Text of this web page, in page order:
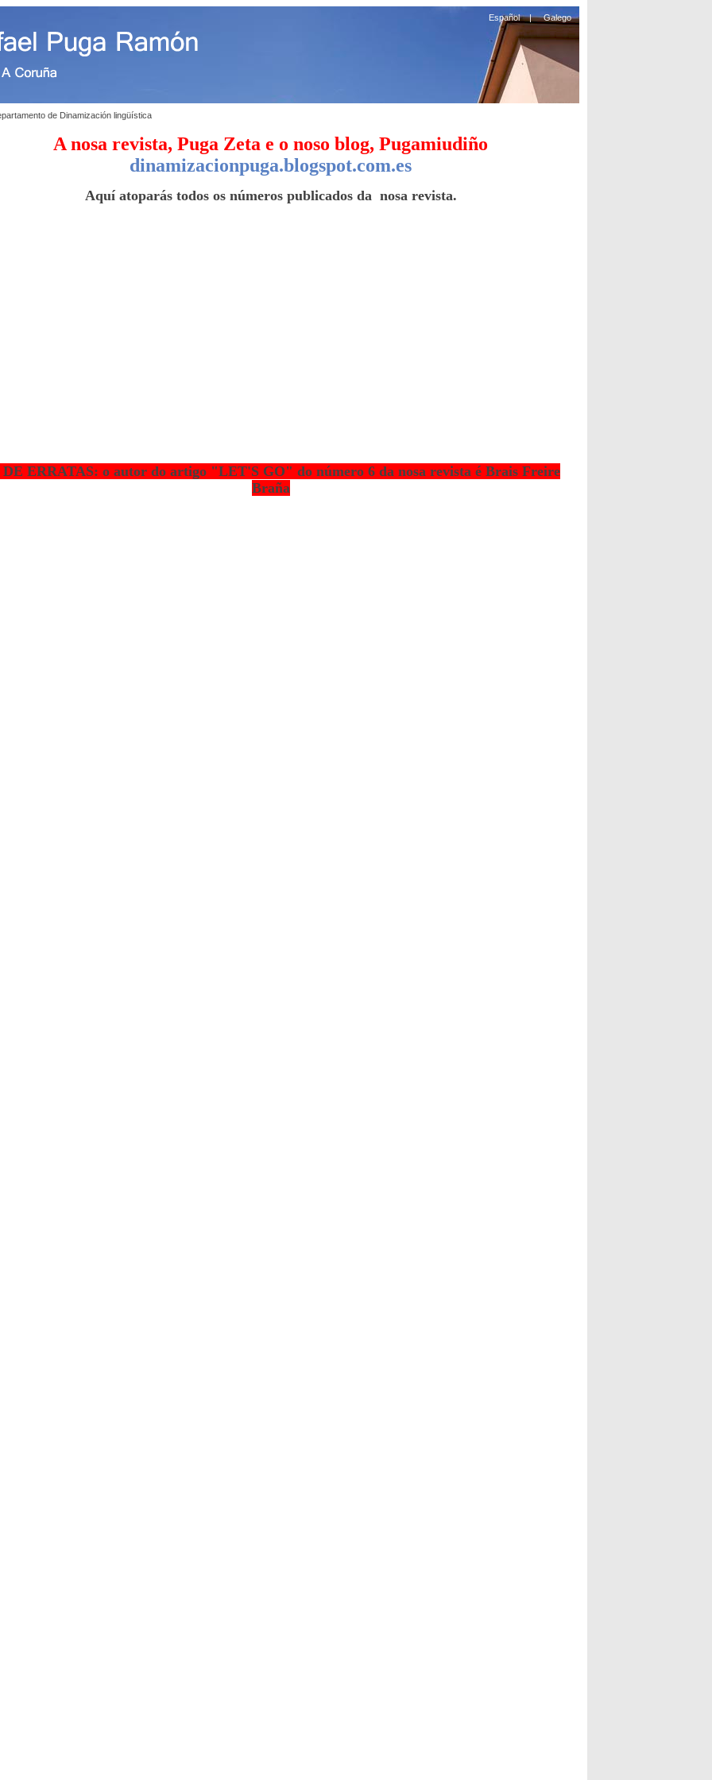
Español|Galego
de Dinamización lingüística
A nosa revista, Puga Zeta e o noso blog, Pugamiudiño
dinamizacionpuga.blogspot.com.es
Aquí atoparás todos os números publicados da nosa revista.
DE ERRATAS: o autor do artigo "LET'S GO" do número 6 da nosa revista é Brais Freire
Braña